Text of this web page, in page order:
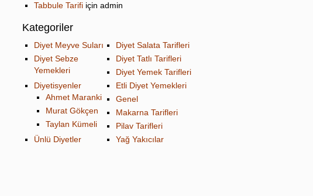
Tabbule Tarifi için admin
Kategoriler
Diyet Meyve Suları
Diyet Salata Tarifleri
Diyet Sebze
Yemekleri
Diyet Tatlı Tarifleri
Diyet Yemek Tarifleri
Diyetisyenler
Ahmet Maranki
Murat Gökçen
Taylan Kümeli
Etli Diyet Yemekleri
Genel
Makarna Tarifleri
Pilav Tarifleri
Ünlü Diyetler
Yağ Yakıcılar